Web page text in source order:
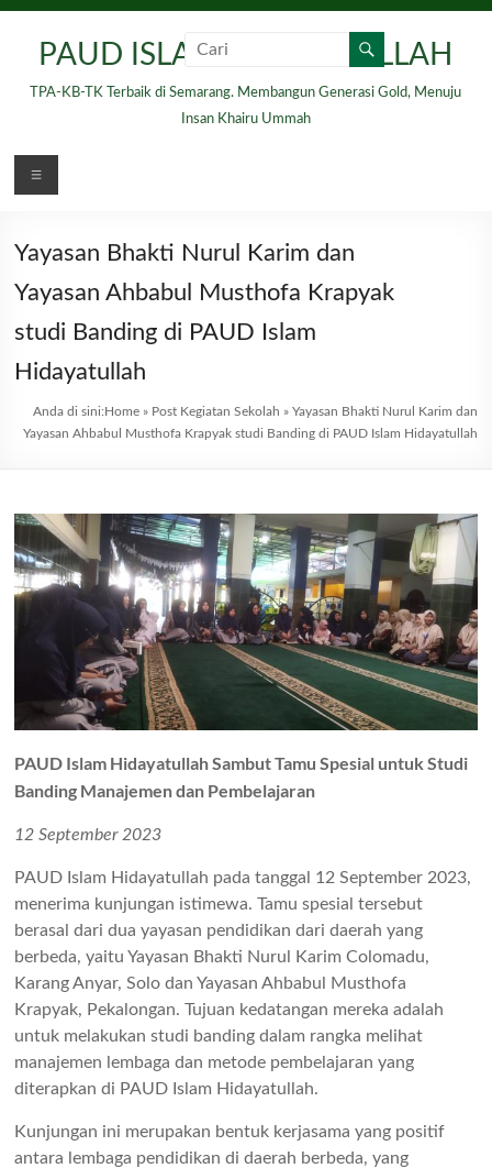
contentPAUD ISLAM HIDAYATULLAH
TPA-KB-TK Terbaik di Semarang. Membangun Generasi Gold, Menuju
Insan Khairu Ummah
Menu
Yayasan Bhakti Nurul Karim dan
Yayasan Ahbabul Musthofa Krapyak
studi Banding di PAUD Islam
Hidayatullah
Anda di sini:Home» Post Kegiatan Sekolah » Yayasan Bhakti Nurul Karim dan
Yayasan Ahbabul Musthofa Krapyak studi Banding di PAUD Islam Hidayatullah
PAUD Islam Hidayatullah Sambut Tamu Spesial untuk Studi
Banding Manajemen dan Pembelajaran
12 September 2023
PAUD Islam Hidayatullah pada tanggal 12 September 2023,
menerima kunjungan istimewa. Tamu spesial tersebut
berasal dari dua yayasan pendidikan dari daerah yang
berbeda, yaitu Yayasan Bhakti Nurul Karim Colomadu,
Karang Anyar, Solo dan Yayasan Ahbabul Musthofa
Krapyak, Pekalongan. Tujuan kedatangan mereka adalah
untuk melakukan studi banding dalam rangka melihat
manajemen lembaga dan metode pembelajaran yang
diterapkan di PAUD Islam Hidayatullah.
Kunjungan ini merupakan bentuk kerjasama yang positif
antara lembaga pendidikan di daerah berbeda, yang